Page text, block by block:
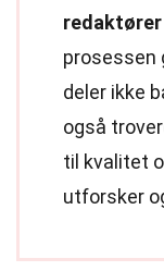
redaktører
prosessen
deler ikke
også
til kvalitet
utforsker